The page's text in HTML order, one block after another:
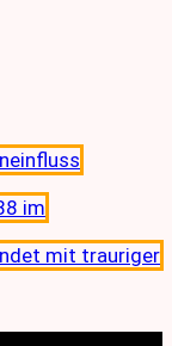
im
mit trauriger